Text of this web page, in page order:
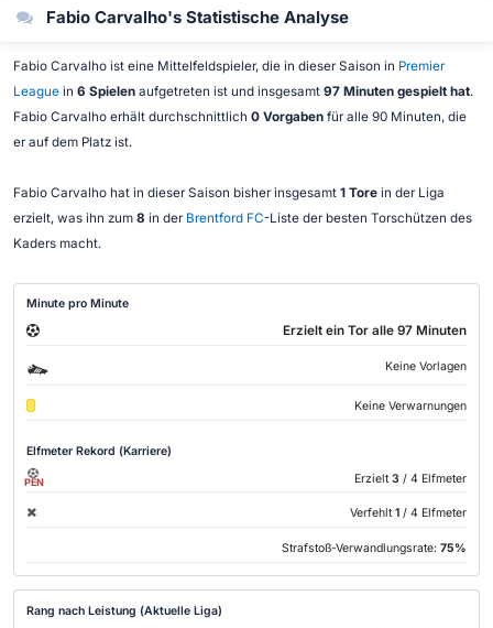
Fabio Carvalho's Statistische Analyse
Fabio Carvalho ist eine Mittelfeldspieler, die in dieser Saison in Premier
Leaguein 6 Spielenaufgetreten ist und insgesamt 97 Minuten gespielt hat.
Fabio Carvalho erhält durchschnittlich 0 Vorgabenfür alle 90 Minuten, die
er auf dem Platz ist.
Fabio Carvalho hat in dieser Saison bisher insgesamt 1 Torein der Liga
erzielt, was ihn zum 8 in der Brentford FC-Liste der besten Torschützen des
Kaders macht.
Minute pro Minute
Erzielt ein Tor alle 97 Minuten
Keine Vorlagen
Keine Verwarnungen
Elfmeter Rekord (Karriere)
PEN Erzielt 3 / 4 Elfmeter
Verfehlt 1 / 4 Elfmeter
Strafstoß-Verwandlungsrate: 75%
Rang nach Leistung (Aktuelle Liga)